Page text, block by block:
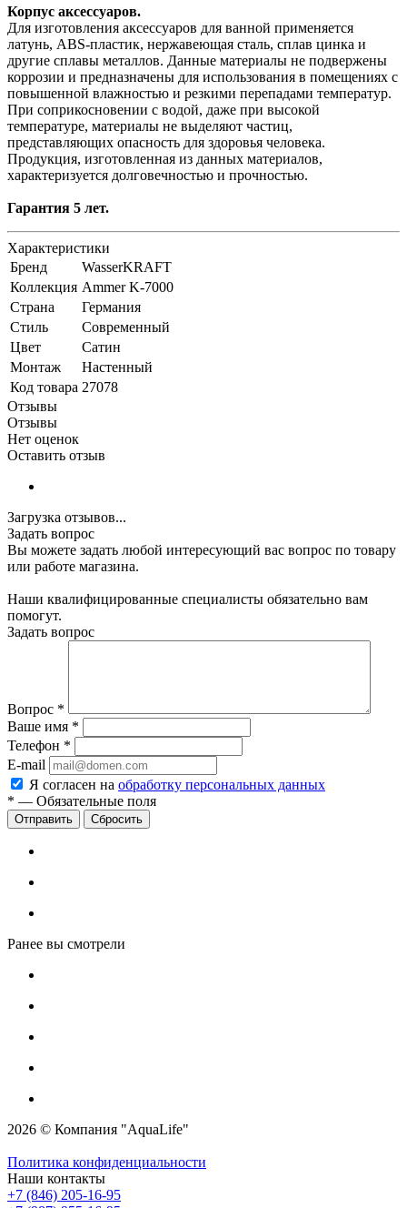
Корпус аксессуаров.
Для изготовления аксессуаров для ванной применяется
латунь, ABS-пластик, нержавеющая сталь, сплав цинка и
другие сплавы металлов. Данные материалы не подвержены
коррозии и предназначены для использования в помещениях с
повышенной влажностью и резкими перепадами температур.
При соприкосновении с водой, даже при высокой
температуре, материалы не выделяют частиц,
представляющих опасность для здоровья человека.
Продукция, изготовленная из данных материалов,
характеризуется долговечностью и прочностью.
Гарантия 5 лет.
Характеристики
Бренд
WasserKRAFT
Коллекция Ammer K-7000
Страна
Германия
Стиль
Современный
Цвет
Сатин
Монтаж
Настенный
Код товара 27078
Отзывы
Отзывы
Нет оценок
Оставить отзыв
Загрузка отзывов...
Задать вопрос
Вы можете задать любой интересующий вас вопрос по товару
или работе магазина.
Наши квалифицированные специалисты обязательно вам
помогут.
Задать вопрос
Вопрос *
Ваше имя *
Телефон *
E-mail
Я согласен на обработку персональных данных
* — Обязательные поля
Сбросить
Ранее вы смотрели
2026 © Компания "AquaLife"
Политика конфиденциальности
Наши контакты
+7 (846) 205-16-95